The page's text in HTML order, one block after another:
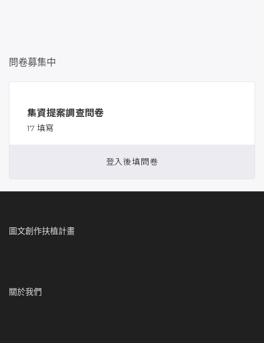
問卷募集中
集資提案調查問卷
17 填寫
登入後填問卷
圖文創作扶植計畫
關於我們